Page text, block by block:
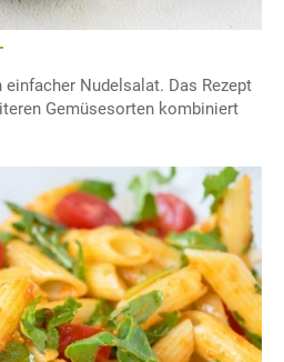
Nudelsalat. Das Rezept
Gemüsesorten kombiniert